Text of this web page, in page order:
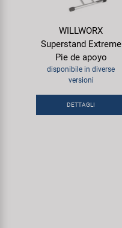
WILLWORX
Superstand Extreme
Pie de apoyo
disponibile in diverse
versioni
DETTAGLI